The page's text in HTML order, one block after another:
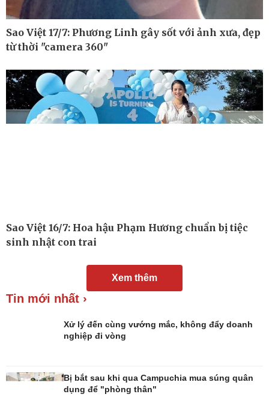
Sành điệu
Tin Công nghệ
Trải nghiệm
Chuyển đổi số
Dinh dưỡng - món ngon
Cây thuốc
Sản phụ khoa
Làm đẹp - giảm cân
Phòng mạch online
Ăn sạch sống khỏe
Nhà đẹp
Tình yêu - Gia đình
Sân khấu - Điện ảnh
Văn học
Sao Việt 17/7: Phương Linh gây sốt với ảnh xưa, đẹp
từ thời "camera 360"
Sao Việt 16/7: Hoa hậu Phạm Hương chuẩn bị tiệc
sinh nhật con trai
Xem thêm
Tin mới nhất ›
Xử lý đến cùng vướng mắc, không đẩy doanh
nghiệp đi vòng
Bị bắt sau khi qua Campuchia mua súng quân
dụng để "phòng thân"